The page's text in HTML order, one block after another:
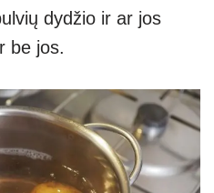
dydžio ir ar jos
be jos.